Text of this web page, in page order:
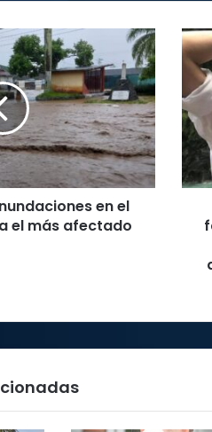
en el
el más afectado
OIJ
que
del
en
Barrio
Barrio